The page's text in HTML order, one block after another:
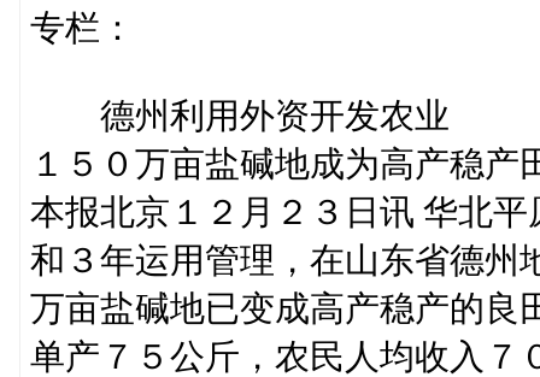
专栏：
德州利用外资开发农业
１５０万亩盐碱地成为高产稳产
本报北京１２月２３日讯 华北
和３年运用管理，在山东省德州
万亩盐碱地已变成高产稳产的良
单产７５公斤，农民人均收入７